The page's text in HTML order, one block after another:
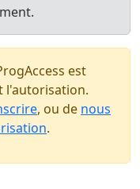
est
l'autorisation.
, ou de nous
.